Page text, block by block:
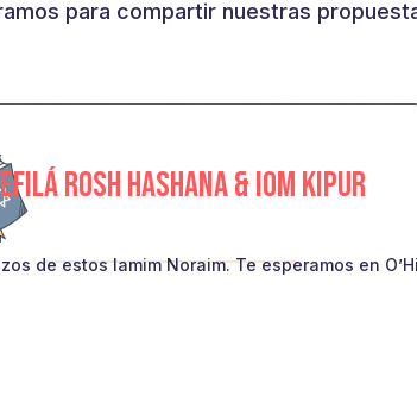
para compartir nuestras
ROSH HASHANA & IOM KIPUR
de estos Iamim Noraim. Te esperamos en